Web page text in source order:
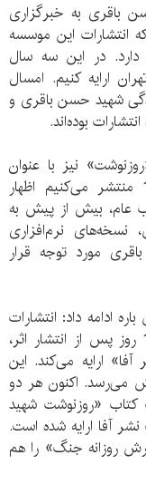
باقری به خبرگزاری
انتشارات این موسسه
دارد. در این سه سال
ارایه کنیم. امسال
شهید حسن باقری و
بوده‌اند.
نیز با عنوان
یادداشت‌های روزانه را تا پایان سال 1393 منتشر می‌کنیم اظهار
عام، بیش از پیش به
نسخه‌های نرم‌افزاری
مورد توجه قرار
ادامه داد: انتشارات
موسسه شهید حسن باقری یک هفته تا 10 روز پس از انتشار اثر،
ارایه می‌کند. این
می‌رسد. اکنون هر دو
«روزنوشت شهید
آفا ارایه شده است.
روزانه جنگ» را هم